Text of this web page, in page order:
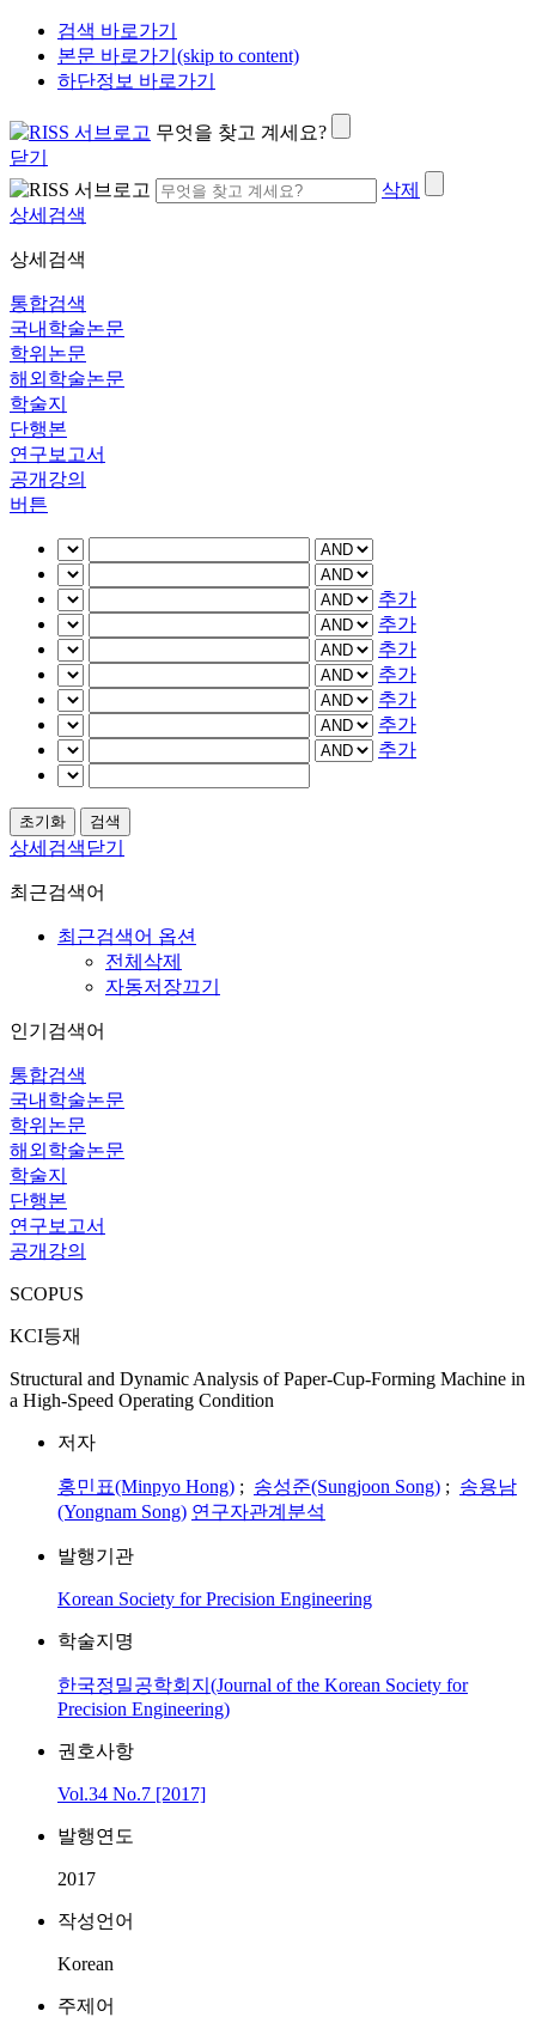
검색 바로가기
본문 바로가기(skip to content)
하단정보 바로가기
무엇을 찾고 계세요?
닫기
삭제
상세검색
상세검색
통합검색
국내학술논문
학위논문
해외학술논문
학술지
단행본
연구보고서
공개강의
버튼
추가
추가
추가
추가
추가
추가
추가
상세검색닫기
최근검색어
최근검색어 옵션
전체삭제
자동저장끄기
인기검색어
통합검색
국내학술논문
학위논문
해외학술논문
학술지
단행본
연구보고서
공개강의
SCOPUS
KCI등재
Structural and Dynamic Analysis of Paper-Cup-Forming Machine in
a High-Speed Operating Condition
저자
홍민표(Minpyo Hong) ; 송성준(Sungjoon Song) ; 송용남
(Yongnam Song) 연구자관계분석
발행기관
Korean Society for Precision Engineering
학술지명
한국정밀공학회지(Journal of the Korean Society for
Precision Engineering)
권호사항
Vol.34 No.7 [2017]
발행연도
2017
작성언어
Korean
주제어